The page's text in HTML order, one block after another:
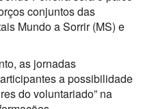
conjuntos das
Mundo a Sorrir (MS) e
as jornadas
a possibilidade
do voluntariado” na